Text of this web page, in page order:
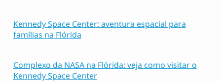
Kennedy Space Center: aventura espacial para
famílias na Flórida
Complexo da NASA na Flórida: veja como visitar o
Kennedy Space Center